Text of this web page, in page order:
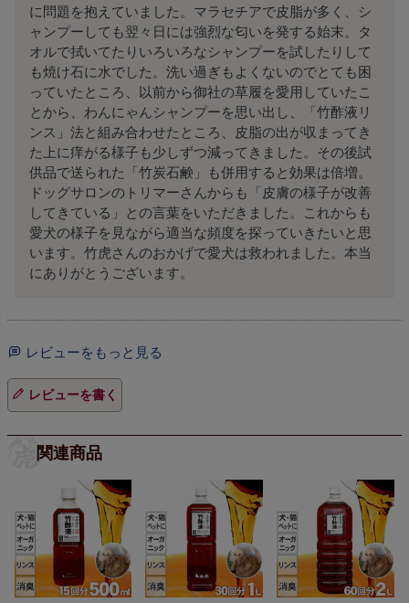
に問題を抱えていました。マラセチアで皮脂が多く、シ
ャンプーしても翌々日には強烈な匂いを発する始末。タ
オルで拭いてたりいろいろなシャンプーを試したりして
も焼け石に水でした。洗い過ぎもよくないのでとても困
っていたところ、以前から御社の草履を愛用していたこ
とから、わんにゃんシャンプーを思い出し、「竹酢液リ
ンス」法と組み合わせたところ、皮脂の出が収まってき
た上に痒がる様子も少しずつ減ってきました。その後試
供品で送られた「竹炭石鹸」も併用すると効果は倍増。
ドッグサロンのトリマーさんからも「皮膚の様子が改善
してきている」との言葉をいただきました。これからも
愛犬の様子を見ながら適当な頻度を探っていきたいと思
います。竹虎さんのおかげで愛犬は救われました。本当
にありがとうございます。
レビューをもっと見る
レビューを書く
関連商品